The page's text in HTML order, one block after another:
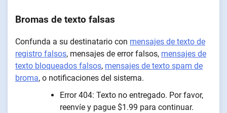
Bromas de texto falsas
Confunda a su destinatario con mensajes de texto de
registro falsos, mensajes de error falsos, mensajes de
texto bloqueados falsos, mensajes de texto spam de
broma, o notificaciones del sistema.
Error 404: Texto no entregado. Por favor,
reenvíe y pague $1.99 para continuar.